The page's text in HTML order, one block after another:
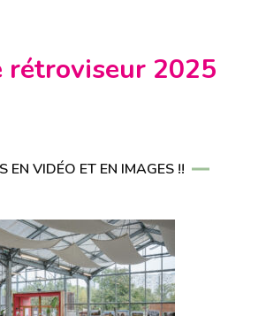
rétroviseur 2025
EN VIDÉO ET EN IMAGES !!